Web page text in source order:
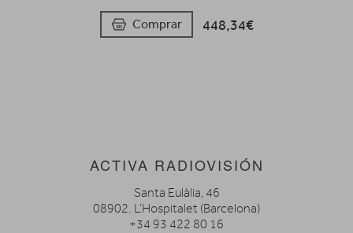
Comprar 448,34€
ACTIVA RADIOVISIÓN
Santa Eulàlia, 46
08902. L’Hospitalet (Barcelona)
+34 93 422 80 16